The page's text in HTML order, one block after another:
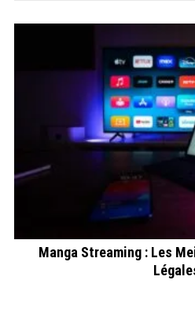
Manga Streaming : Les